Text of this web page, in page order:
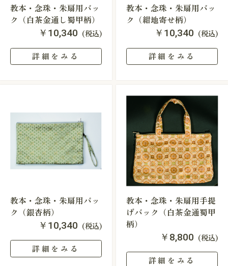
教本・念珠・朱扇用バッ
ク（白茶金通し蜀甲柄）
￥10,340 (税込)
詳細をみる
教本・念珠・朱扇用バッ
ク（紺地寄せ柄）
￥10,340 (税込)
詳細をみる
教本・念珠・朱扇用バッ
ク（銀杏柄）
￥10,340 (税込)
詳細をみる
教本・念珠・朱扇用手提
げバック（白茶金通蜀甲
柄）
￥8,800 (税込)
詳細をみる